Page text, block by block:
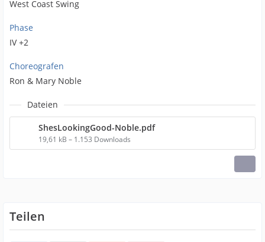
West Coast Swing
Phase
IV +2
Choreografen
Ron & Mary Noble
Dateien
ShesLookingGood-Noble.pdf
19,61 kB – 1.153 Downloads
Teilen